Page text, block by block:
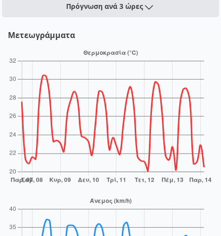
Πρόγνωση ανά 3 ώρες
Μετεωγράμματα